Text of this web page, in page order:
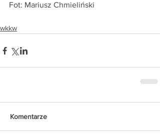
Fot: Mariusz Chmieliński
wkkw
Komentarze